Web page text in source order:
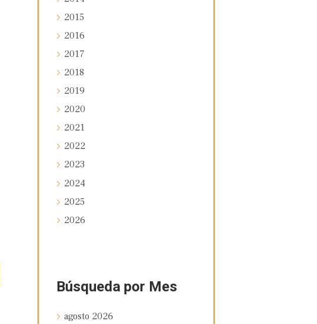
2015
2016
2017
2018
2019
2020
2021
2022
2023
2024
2025
2026
Búsqueda por Mes
agosto 2026